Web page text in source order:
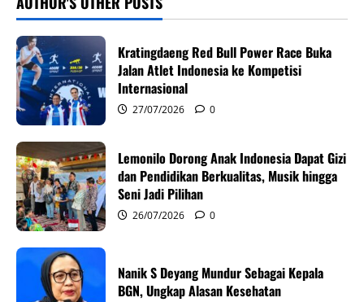
v
i
g
a
t
i
o
n
Kratingdaeng Red Bull Power Race Buka
Jalan Atlet Indonesia ke Kompetisi
Internasional
27/07/2026 0
Lemonilo Dorong Anak Indonesia Dapat Gizi
dan Pendidikan Berkualitas, Musik hingga
Seni Jadi Pilihan
26/07/2026 0
Nanik S Deyang Mundur Sebagai Kepala
BGN, Ungkap Alasan Kesehatan